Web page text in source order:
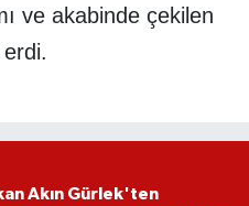
ve akabinde çekilen
Akın Gürlek'ten